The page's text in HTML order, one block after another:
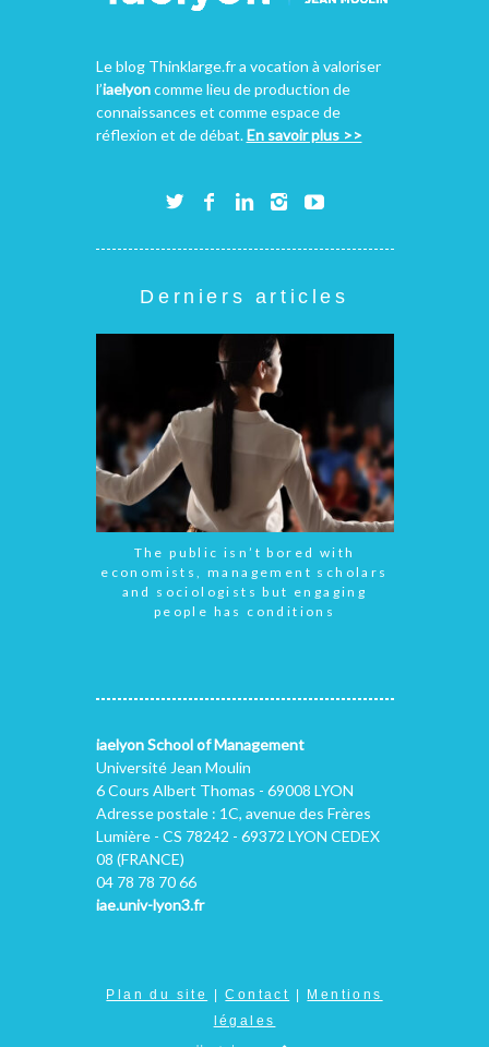
Le blog Thinklarge.fr a vocation à valoriser
l’iaelyoncomme lieu de production de
connaissances et comme espace de
réflexion et de débat.En savoir plus >>
Derniers articles
The public isn’t bored with
economists, management scholars
and sociologists but engaging
people has conditions
iaelyon School of Management
Université Jean Moulin
6 Cours Albert Thomas - 69008 LYON
Adresse postale : 1C, avenue des Frères
Lumière - CS 78242 - 69372 LYON CEDEX
08 (FRANCE)
04 78 78 70 66
iae.univ-lyon3.fr
Plan du site |Contact
Mentions
légales